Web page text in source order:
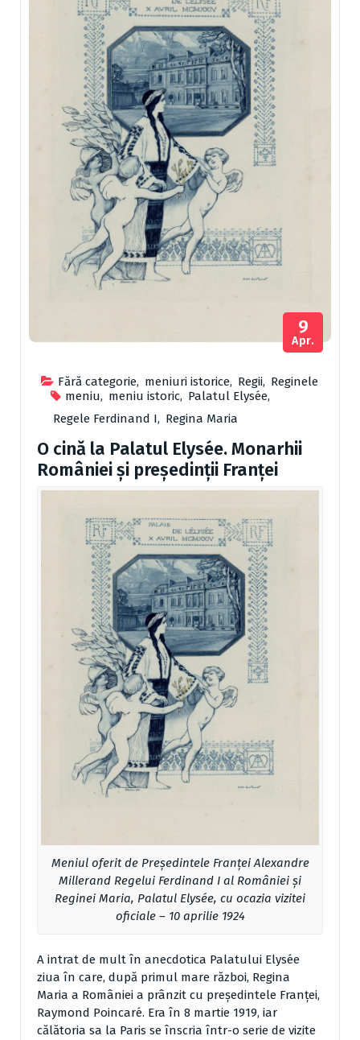
Fără categorie, meniuri istorice, Regii, Reginele
meniu, meniu istoric, Palatul Elysée,
Regele Ferdinand I, Regina Maria
9
Apr.
O cină la Palatul Elysée. Monarhii
României şi preşedinţii Franţei
Meniul oferit de Președintele Franței Alexandre
Millerand Regelui Ferdinand I al României și
Reginei Maria, Palatul Elysée, cu ocazia vizitei
oficiale – 10 aprilie 1924
A intrat de mult în anecdotica Palatului Elysée
ziua în care, după primul mare război, Regina
Maria a României a prânzit cu președintele Franței,
Raymond Poincaré. Era în 8 martie 1919, iar
călătoria sa la Paris se înscria într-o serie de vizite